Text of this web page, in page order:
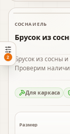
В наличии
СОСНА И ЕЛЬ
Брусок из
Брусок из сосны
Проверим
Для каркаса
Размер
2